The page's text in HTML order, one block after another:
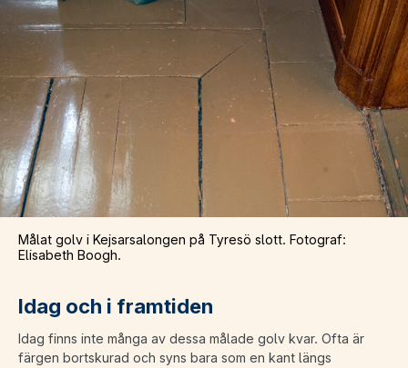
Målat golv i Kejsarsalongen på Tyresö slott. Fotograf:
Elisabeth Boogh.
Idag och i framtiden
Idag finns inte många av dessa målade golv kvar. Ofta är
färgen bortskurad och syns bara som en kant längs